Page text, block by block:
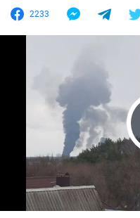
2233